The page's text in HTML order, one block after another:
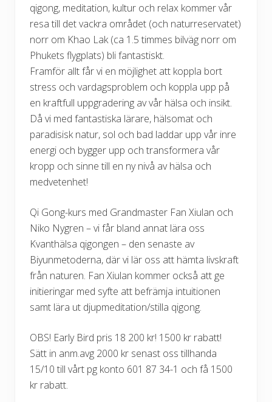
qigong, meditation, kultur och relax kommer vår
resa till det vackra området (och naturreservatet)
norr om Khao Lak (ca 1.5 timmes bilväg norr om
Phukets flygplats) bli fantastiskt.
Framför allt får vi en möjlighet att koppla bort
stress och vardagsproblem och koppla upp på
en kraftfull uppgradering av vår hälsa och insikt.
Då vi med fantastiska lärare, hälsomat och
paradisisk natur, sol och bad laddar upp vår inre
energi och bygger upp och transformera vår
kropp och sinne till en ny nivå av hälsa och
medvetenhet!
Qi Gong-kurs med Grandmaster Fan Xiulan och
Niko Nygren – vi får bland annat lära oss
Kvanthälsa qigongen – den senaste av
Biyunmetoderna, där vi lär oss att hämta livskraft
från naturen. Fan Xiulan kommer också att ge
initieringar med syfte att befrämja intuitionen
samt lära ut djupmeditation/stilla qigong.
OBS! Early Bird pris 18 200 kr! 1500 kr rabatt!
Sätt in anm.avg 2000 kr senast oss tillhanda
15/10 till vårt pg konto 601 87 34-1 och få 1500
kr rabatt.